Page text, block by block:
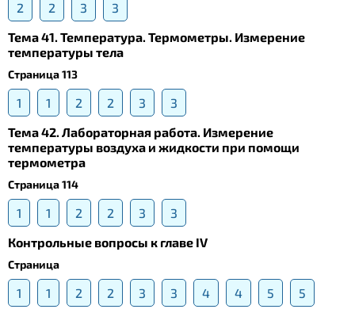
2 2 3
3
Тема 41. Температура. Термометры. Измерение
температуры тела
Страница 113
1 1 2 2 3
3
Тема 42. Лабораторная работа. Измерение
температуры воздуха и жидкости при помощи
термометра
Страница 114
1 1 2 2 3
3
Контрольные вопросы к главе IV
Страница
1 1 2 2 3 3 4 4 5 5